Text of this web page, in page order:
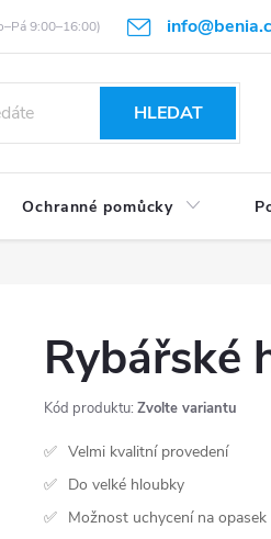
Hodnocení obchodu Články
HLEDAT
Ochranné pomůcky
Rybářské
Kód produktu: Zvolte variantu
Velmi kvalitní provedení
Do velké hloubky
Možnost uchycení na opasek